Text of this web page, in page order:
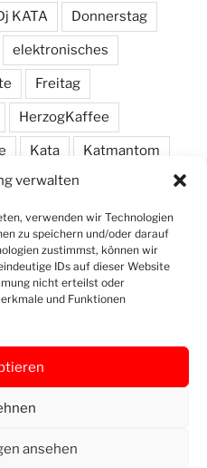
verwalten
verwenden wir Technologien
zu speichern und/oder darauf
zustimmst, können wir
IDs auf dieser Website
nicht erteilst oder
und Funktionen
ansehen
KATA Donnerstag
elektronisches
Freitag
HerzogKaffee
Kata Katmantom
Haas
Party Pendel
Rock Row
Simon Techno